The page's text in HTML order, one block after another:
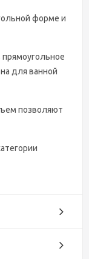
форме и
прямоугольное
для ванной
позволяют